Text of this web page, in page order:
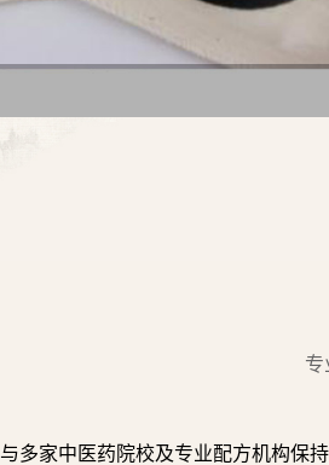
专
与多家中医药院校及专业配方机构保